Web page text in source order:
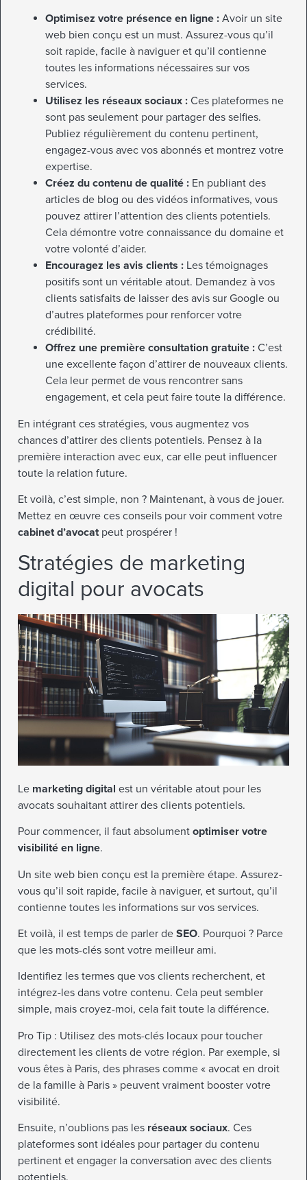
Optimisez votre présence en ligne : Avoir un site
web bien conçu est un must. Assurez-vous qu’il
soit rapide, facile à naviguer et qu’il contienne
toutes les informations nécessaires sur vos
services.
Utilisez les réseaux sociaux : Ces plateformes ne
sont pas seulement pour partager des selfies.
Publiez régulièrement du contenu pertinent,
engagez-vous avec vos abonnés et montrez votre
expertise.
Créez du contenu de qualité : En publiant des
articles de blog ou des vidéos informatives, vous
pouvez attirer l’attention des clients potentiels.
Cela démontre votre connaissance du domaine et
votre volonté d’aider.
Encouragez les avis clients : Les témoignages
positifs sont un véritable atout. Demandez à vos
clients satisfaits de laisser des avis sur Google ou
d’autres plateformes pour renforcer votre
crédibilité.
Offrez une première consultation gratuite : C’est
une excellente façon d’attirer de nouveaux clients.
Cela leur permet de vous rencontrer sans
engagement, et cela peut faire toute la différence.
En intégrant ces stratégies, vous augmentez vos
chances d’attirer des clients potentiels. Pensez à la
première interaction avec eux, car elle peut influencer
toute la relation future.
Et voilà, c’est simple, non ? Maintenant, à vous de jouer.
Mettez en œuvre ces conseils pour voir comment votre
cabinet d’avocatpeut prospérer !
Stratégies de marketing
digital pour avocats
Le marketing digital est un véritable atout pour les
avocats souhaitant attirer des clients potentiels.
Pour commencer, il faut absolument optimiser votre
visibilité en ligne.
Un site web bien conçu est la première étape. Assurez-
vous qu’il soit rapide, facile à naviguer, et surtout, qu’il
contienne toutes les informations sur vos services.
Et voilà, il est temps de parler de SEO. Pourquoi ? Parce
que les mots-clés sont votre meilleur ami.
Identifiez les termes que vos clients recherchent, et
intégrez-les dans votre contenu. Cela peut sembler
simple, mais croyez-moi, cela fait toute la différence.
Pro Tip : Utilisez des mots-clés locaux pour toucher
directement les clients de votre région. Par exemple, si
vous êtes à Paris, des phrases comme « avocat en droit
de la famille à Paris » peuvent vraiment booster votre
visibilité.
Ensuite, n’oublions pas les réseaux sociaux. Ces
plateformes sont idéales pour partager du contenu
pertinent et engager la conversation avec des clients